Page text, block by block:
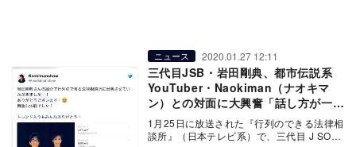
ニュース 2020.01.27 12:11
三代目JSB・岩田剛典、都市伝説系
YouTuber・Naokiman（ナオキマ
ン）との対面に大興奮「話し方が一緒
だ！」
1月25日に放送された『行列のできる法律相
談所』（日本テレビ系）で、三代目 J SOUL